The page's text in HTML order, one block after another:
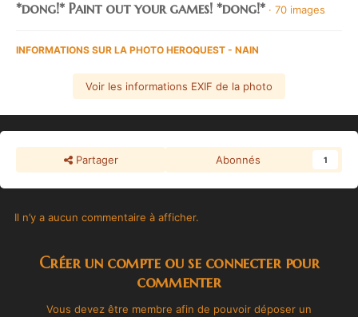
*dong!* Paint out your games! *dong!* · 70 images
INFORMATIONS SUR LA PHOTO HEROQUEST - NAIN
Voir les informations EXIF de la photo
Partager Abonnés 1
Il n’y a aucun commentaire à afficher.
Créer un compte ou se connecter pour
commenter
Vous devez être membre afin de pouvoir déposer un